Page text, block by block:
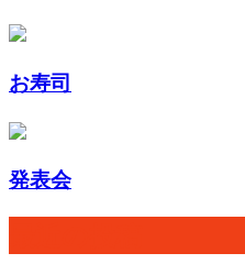
お寿司
発表会